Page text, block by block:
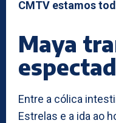
CMTV estamos
Maya
Entre a cólica
Estrelas e a ida ao